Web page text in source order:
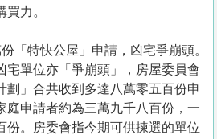
力。
「特快公屋」申請，凶宅爭崩頭。
宅單位亦「爭崩頭」，房屋委員會
劃」合共收到多達八萬零五百份申
庭申請者約為三萬九千八百份，一
份。房委會指今期可供揀選的單位